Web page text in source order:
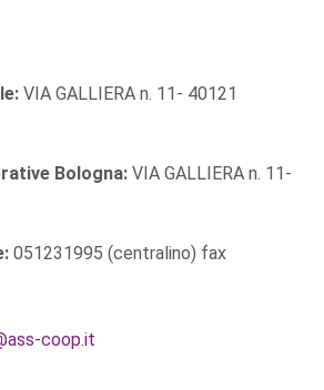
VIA GALLIERA n. 11- 40121
Bologna: VIA GALLIERA n. 11-
051231995 (centralino) fax
coop.it